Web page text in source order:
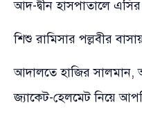
আদ-দ্বীন হাসপাতালে
শিশু রামিসার পল্লবীর
আদালতে হাজির
জ্যাকেট-হেলমেট নিয়ে